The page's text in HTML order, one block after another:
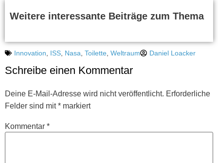
Weitere interessante Beiträge zum Thema
Innovation ISS Nasa Toilette Weltraum Daniel Loacker
Schreibe einen Kommentar
Deine E-Mail-Adresse wird nicht veröffentlicht. Erforderliche
Felder sind mit* markiert
Kommentar *